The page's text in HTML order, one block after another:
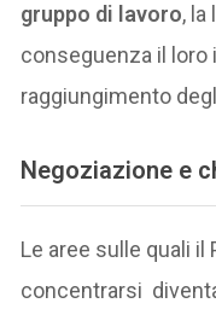
gruppo di lavoro,
conseguenza il loro
raggiungimento
Negoziazione e
Le aree sulle quali
concentrarsi